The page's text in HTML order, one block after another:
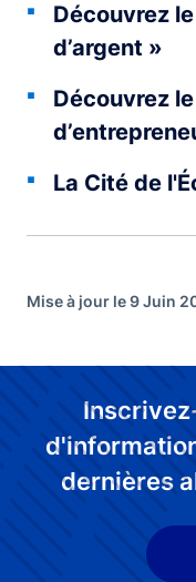
Découvrez
d’argent »
Découvrez
La Cité de
Mise à jour le 9 Juin
dernières